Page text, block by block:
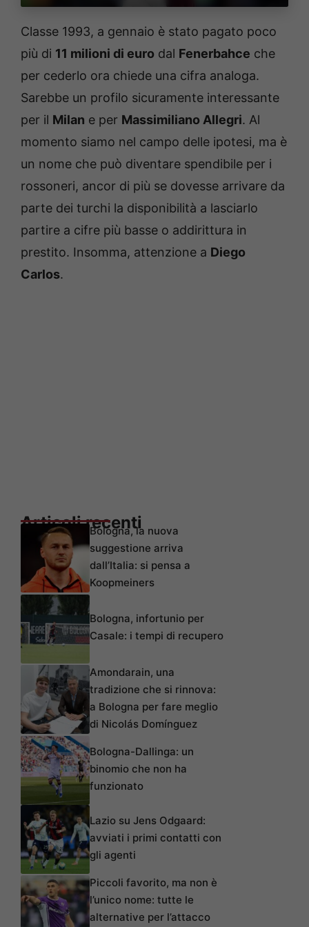
Classe 1993, a gennaio è stato pagato poco
più di 11 milioni di euro dal Fenerbahce che
per cederlo ora chiede una cifra analoga.
Sarebbe un profilo sicuramente interessante
per il Milan e per Massimiliano Allegri. Al
momento siamo nel campo delle ipotesi, ma è
un nome che può diventare spendibile per i
rossoneri, ancor di più se dovesse arrivare da
parte dei turchi la disponibilità a lasciarlo
partire a cifre più basse o addirittura in
prestito. Insomma, attenzione a Diego
Carlos.
Articoli recenti
Bologna, la nuova
suggestione arriva
dall’Italia: si pensa a
Koopmeiners
Bologna, infortunio per
Casale: i tempi di recupero
Amondarain, una
tradizione che si rinnova:
a Bologna per fare meglio
di Nicolás Domínguez
Bologna-Dallinga: un
binomio che non ha
funzionato
Lazio su Jens Odgaard:
avviati i primi contatti con
gli agenti
Piccoli favorito, ma non è
l’unico nome: tutte le
alternative per l’attacco